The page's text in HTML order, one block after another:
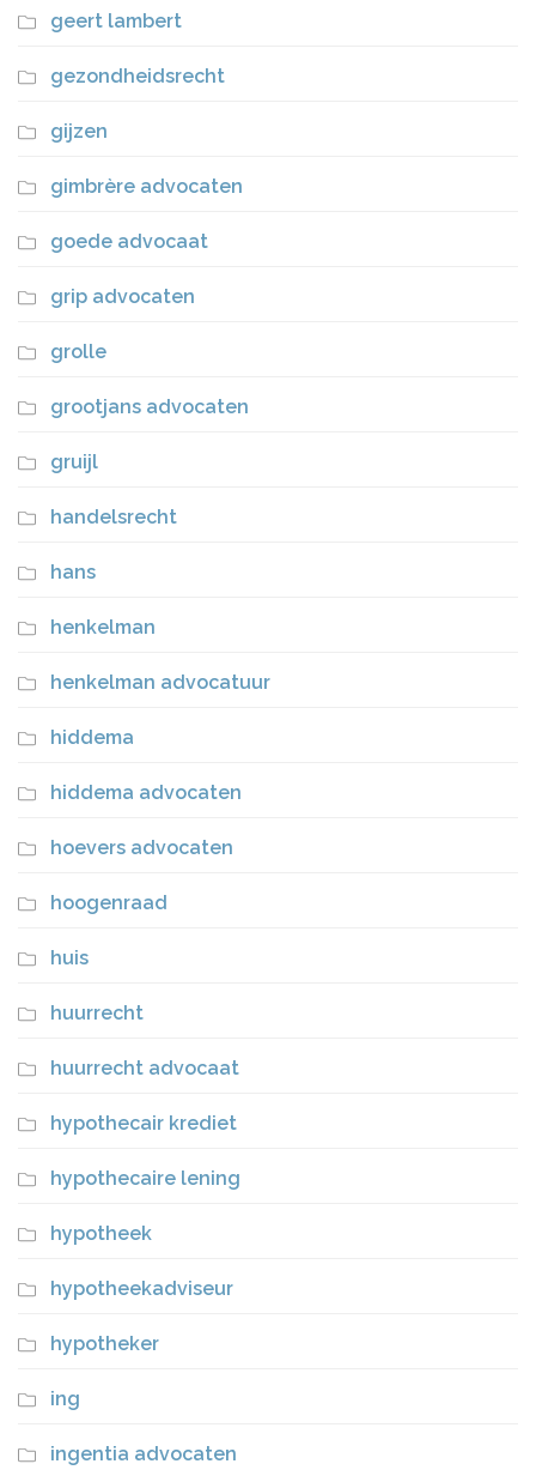
geert lambert
gezondheidsrecht
gijzen
gimbrère advocaten
goede advocaat
grip advocaten
grolle
grootjans advocaten
gruijl
handelsrecht
hans
henkelman
henkelman advocatuur
hiddema
hiddema advocaten
hoevers advocaten
hoogenraad
huis
huurrecht
huurrecht advocaat
hypothecair krediet
hypothecaire lening
hypotheek
hypotheekadviseur
hypotheker
ing
ingentia advocaten